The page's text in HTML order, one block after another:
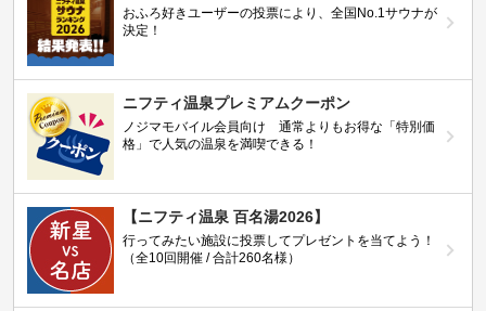
おふろ好きユーザーの投票により、全国No.1サウナが
決定！
ニフティ温泉プレミアムクーポン
ノジマモバイル会員向け 通常よりもお得な「特別価
格」で人気の温泉を満喫できる！
【ニフティ温泉 百名湯2026】
行ってみたい施設に投票してプレゼントを当てよう！
（全10回開催 / 合計260名様）